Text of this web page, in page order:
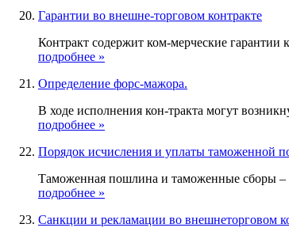
Гарантии во внешне-торговом контракте
Контракт содержит ком-мерческие гарантии
подробнее »
Определение форс-мажора.
В ходе исполнения кон-тракта могут
подробнее »
Порядок исчисления и уплаты таможенной
Таможенная пошлина и таможенные сборы –
подробнее »
Санкции и рекламации во внешнеторговом